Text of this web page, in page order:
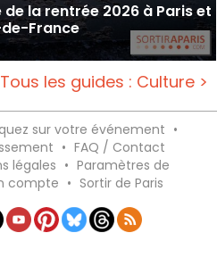
la rentrée 2026 à Paris et
France
Tous les guides : Culture >
sur votre événement •
• FAQ / Contact
légales • Paramètres de
compte • Sortir de Paris